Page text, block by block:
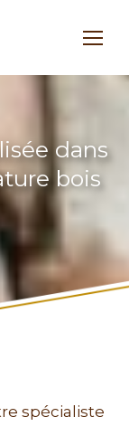
dans
bois
spécialiste